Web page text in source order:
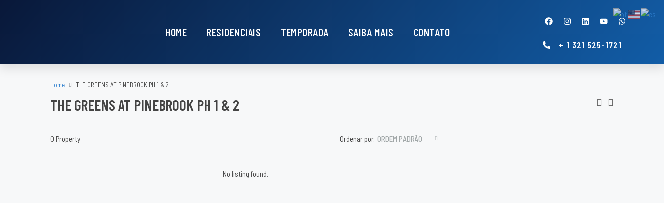
HOME RESIDENCIAIS TEMPORADA SAIBA MAIS CONTATO
+ 1 321 525-1721
Home THE GREENS AT PINEBROOK PH 1 & 2
THE GREENS AT PINEBROOK PH 1 & 2
0 Property Ordenar por: ORDEM PADRÃO
No listing found.